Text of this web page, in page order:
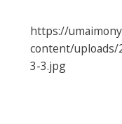
https://
content/uploads/
3-3.jpg